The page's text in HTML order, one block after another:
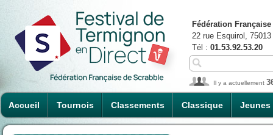
Accueil Tournois Classements Classique Jeunes
Fédération
22 rue Esquirol,
Tél : 01.53.92.53.20
Il y a actuellement